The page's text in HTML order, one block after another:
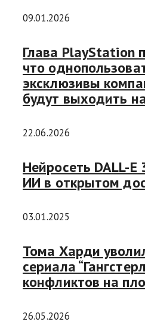
09.01.2026
Глава PlayStation
что
эксклюзивы
будут выходить
22.06.2026
Нейросеть DALL-
ИИ в открытом
03.01.2025
Тома Харди
сериала
конфликтов на
26.05.2026